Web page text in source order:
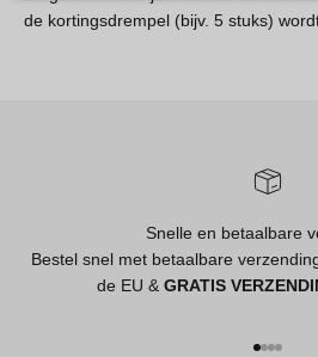
de kortingsdrempel (bijv. 5 stuks)
Snelle en betaalbare
Bestel snel met betaalbare
de EU & GRATIS